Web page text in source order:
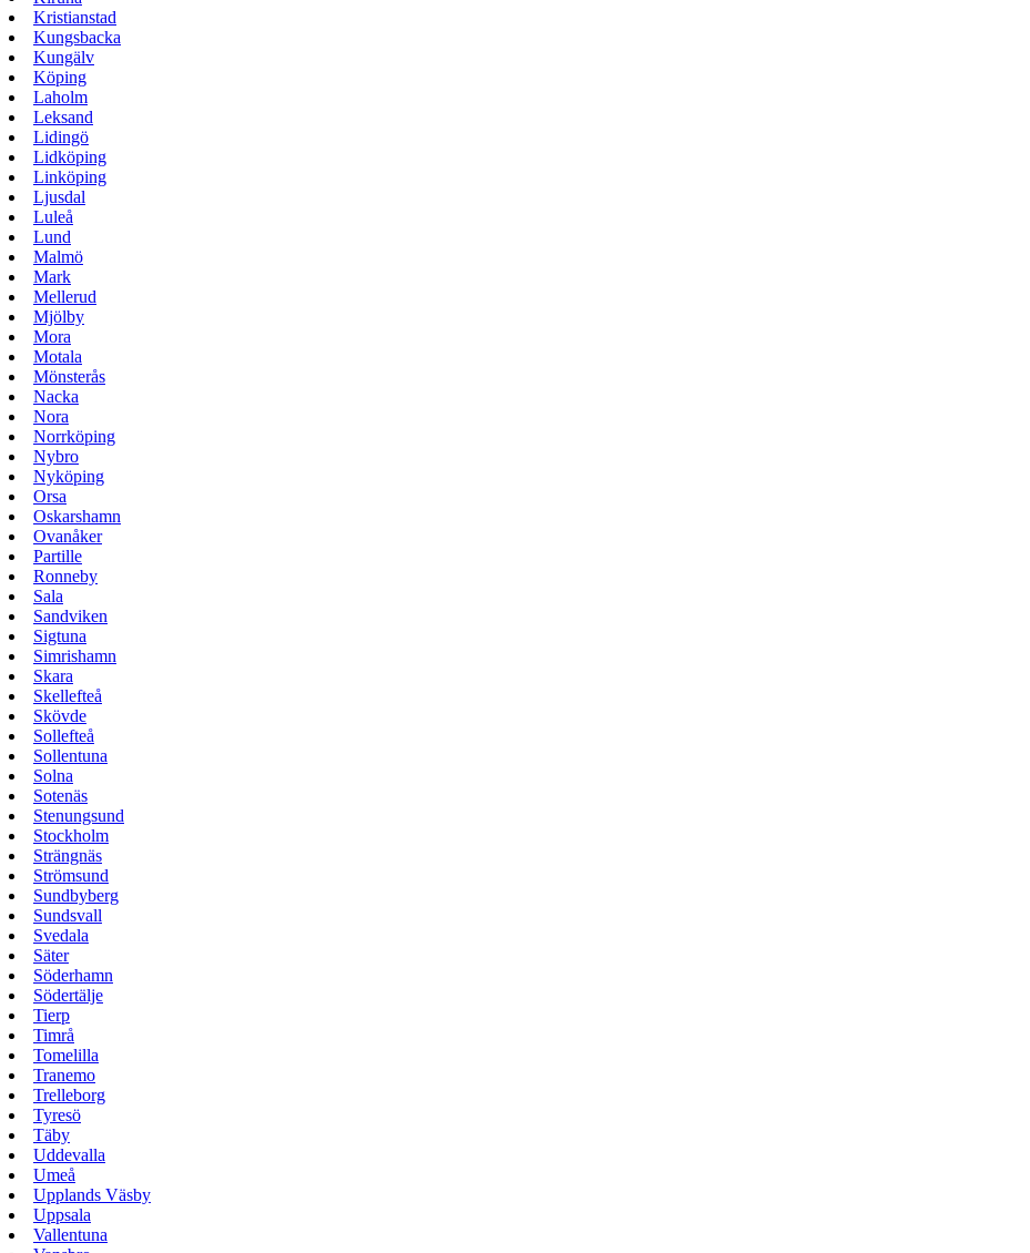
Kristianstad
Kungsbacka
Kungälv
Köping
Laholm
Leksand
Lidingö
Lidköping
Linköping
Ljusdal
Luleå
Lund
Malmö
Mark
Mellerud
Mjölby
Mora
Motala
Mönsterås
Nacka
Nora
Norrköping
Nybro
Nyköping
Orsa
Oskarshamn
Ovanåker
Partille
Ronneby
Sala
Sandviken
Sigtuna
Simrishamn
Skara
Skellefteå
Skövde
Sollefteå
Sollentuna
Solna
Sotenäs
Stenungsund
Stockholm
Strängnäs
Strömsund
Sundbyberg
Sundsvall
Svedala
Säter
Söderhamn
Södertälje
Tierp
Timrå
Tomelilla
Tranemo
Trelleborg
Tyresö
Täby
Uddevalla
Umeå
Upplands Väsby
Uppsala
Vallentuna